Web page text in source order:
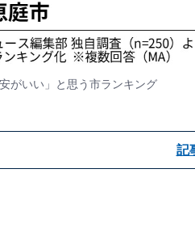
がいい」と思う市ランキング
記